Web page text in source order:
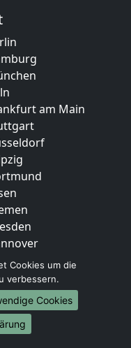
am Main
Cookies um die
verbessern.
Cookies